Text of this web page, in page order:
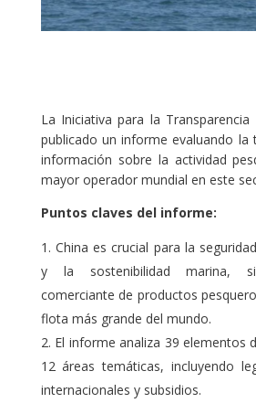
La Iniciativa para la Transparencia
publicado un informe evaluando la
información sobre la actividad
mayor operador mundial en este
Puntos claves del informe:
China es crucial para la
y la sostenibilidad marina,
comerciante de productos
flota más grande del mundo.
El informe analiza 39 elementos
12 áreas temáticas, incluyendo
internacionales y subsidios.